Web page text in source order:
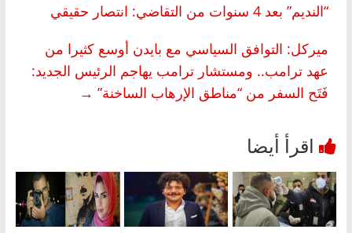
“النديم” بعد 4 سنوات من التقاضي: انتصار حقيقي
ميركل: التوافق السياسي مع بايدن أوسع كثيرا من
عهد ترامب.. ومستشار ترامب يهاجم الرئيس الجديد:
فَتَح السفر من “مناطق الإرهاب الساخنة” →